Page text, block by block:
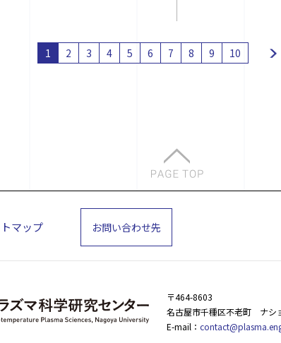
1 2 3 4 5 6 7 8 9 10
マップ お問い合わせ先
〒464-8603
名古屋市千種区不老町 ナシ
E-mail：